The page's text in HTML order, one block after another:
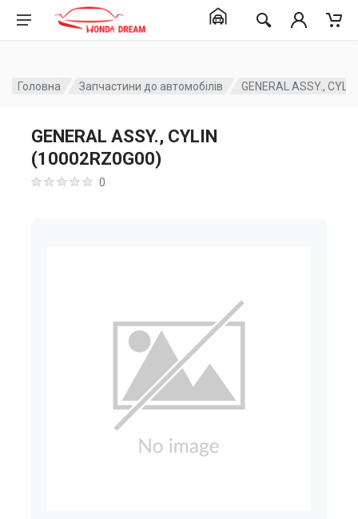
Головна Запчастини до автомобілів GENERAL ASSY.,
GENERAL ASSY., CYLIN
(10002RZ0G00)
0